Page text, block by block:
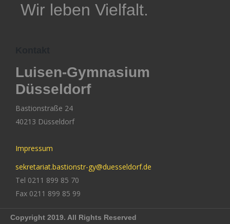
Wir leben Vielfalt.
Luisen-Gymnasium
Düsseldorf
Bastionstraße 24
40213 Düsseldorf
Impressum
sekretariat.bastionstr-gy@duesseldorf.de
Tel 0211 899 85 70
Fax 0211 899 85 99
Copyright 2019. All Rights Reserved